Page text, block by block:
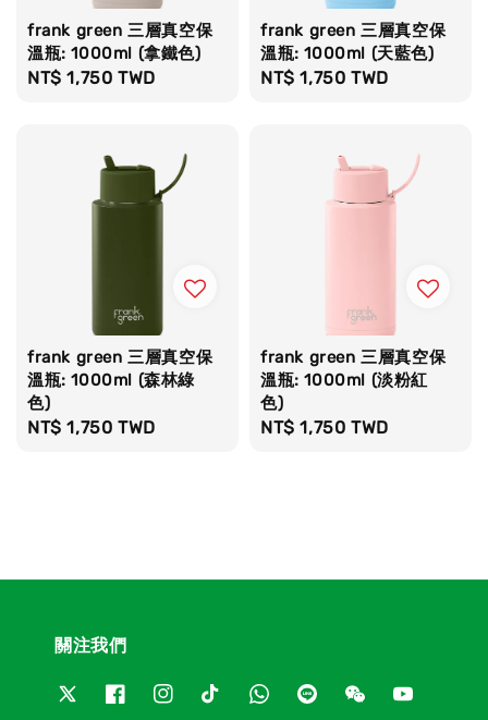
frank green 三層真空保
溫瓶: 1000ml (拿鐵色)
Regular
NT$ 1,750 TWD
frank green 三層真空保
溫瓶: 1000ml (天藍色)
Regular
NT$ 1,750 TWD
frank green 三層真空保
溫瓶: 1000ml (森林綠
色)
Regular
NT$ 1,750 TWD
frank green 三層真空保
溫瓶: 1000ml (淡粉紅
色)
Regular
NT$ 1,750 TWD
關注我們